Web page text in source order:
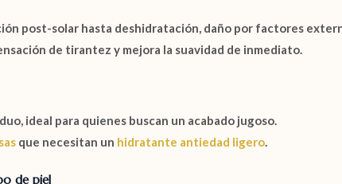
post-solar hasta deshidratación, daño por factores
de tirantez y mejora la suavidad de inmediato.
ideal para quienes buscan un acabado jugoso.
que necesitan un hidratante antiedad ligero.
de piel